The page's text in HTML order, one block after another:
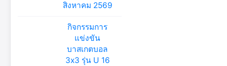
สิงหาคม 2569
กิจกรรมการ
แข่งขัน
บาสเกตบอล
3x3 รุ่น U 16